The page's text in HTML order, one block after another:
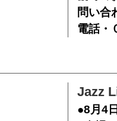
問い合
電話・
Jazz
●8月4